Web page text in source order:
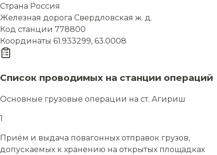
Страна Россия
Железная дорога Свердловская ж. д.
Код станции 778800
Координаты 61.933299, 63.0008
Список проводимых на станции операций
Основные грузовые операции на ст. Агириш
1
Приём и выдача повагонных отправок грузов,
допускаемых к хранению на открытых площадках